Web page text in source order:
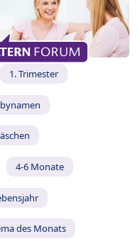
1. Trimester
4-6 Monate
des Monats